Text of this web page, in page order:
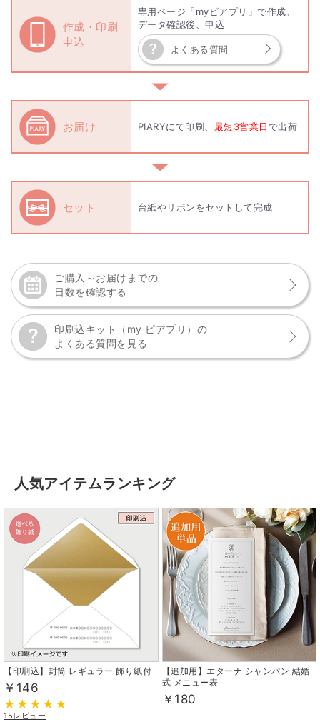
作成・印刷
申込
専用ページ「myピアプリ」で作成、
データ確認後、申込
よくある質問
▼
お届け PIARYにて印刷、 最短3営業日で出荷
▼
セット 台紙やリボンをセットして完成
ご購入～お届けまでの
日数を確認する
印刷込キット（my ピアプリ）の
よくある質問を見る
人気アイテムランキング
【印刷込】封筒 レギュラー 飾り紙付
￥146
15レビュー
【追加用】エターナ シャンパン 結婚
式 メニュー表
￥180